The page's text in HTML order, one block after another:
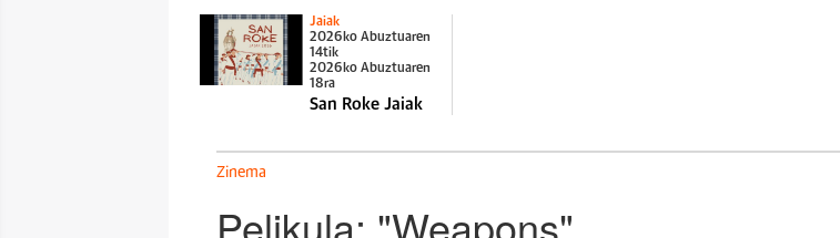
Jaiak
2026ko Abuztuaren
14tik
2026ko Abuztuaren
18ra
San Roke Jaiak
Zinema
Pelikula: "Weapons"